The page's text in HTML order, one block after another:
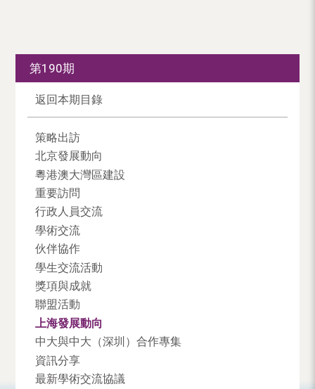
第190期
返回本期目錄
策略出訪
北京發展動向
粵港澳大灣區建設
重要訪問
行政人員交流
學術交流
伙伴協作
學生交流活動
獎項與成就
聯盟活動
上海發展動向
中大與中大（深圳）合作專集
資訊分享
最新學術交流協議